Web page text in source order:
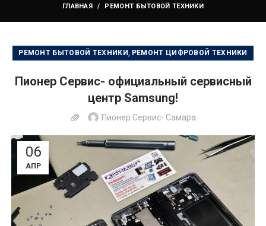
ГЛАВНАЯ РЕМОНТ БЫТОВОЙ ТЕХНИКИ
РЕМОНТ БЫТОВОЙ ТЕХНИКИ, РЕМОНТ ЦИФРОВОЙ ТЕХНИКИ
Пионер Сервис- официальный сервисный
центр Samsung!
Пионер Сервис- Самара
06
АПР